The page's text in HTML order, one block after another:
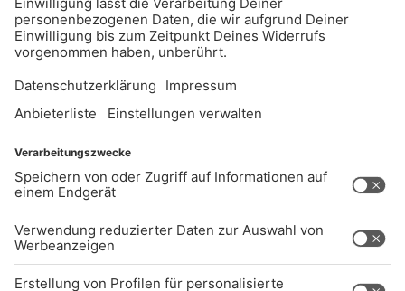
UNTERNEHMEN
Kontakt
Jobs
Sendeempfang